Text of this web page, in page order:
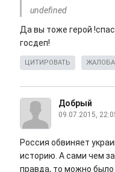
undefined
Да вы тоже герой
госдеп!
ЦИТИРОВАТЬ
Добрый
09.07.2015,
Россия обвиняет
историю. А сами чем
правда, то можно